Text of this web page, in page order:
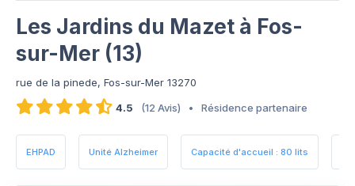
Les Jardins du Mazet à Fos-
sur-Mer (13)
rue de la pinede, Fos-sur-Mer 13270
4.5
(12 Avis) • Résidence partenaire
EHPAD Unité Alzheimer Capacité d'accueil : 80 lits